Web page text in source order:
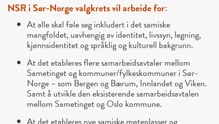
NSR i Sør-Norge valgkrets vil arbeide for:
At alle skal føle seg inkludert i det samiske
mangfoldet, uavhengig av identitet, livssyn, legning,
kjønnsidentitet og språklig og kulturell bakgrunn.
At det etableres flere samarbeidsavtaler mellom
Sametinget og kommuner/fylkeskommuner i Sør-
Norge – som Bergen og Bærum, Innlandet og Viken.
Samt å utvikle den eksisterende samarbeidsavtalen
mellom Sametinget og Oslo kommune.